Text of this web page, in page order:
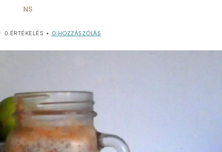
NS
0 ÉRTÉKELÉS • 0 HOZZÁSZÓLÁS